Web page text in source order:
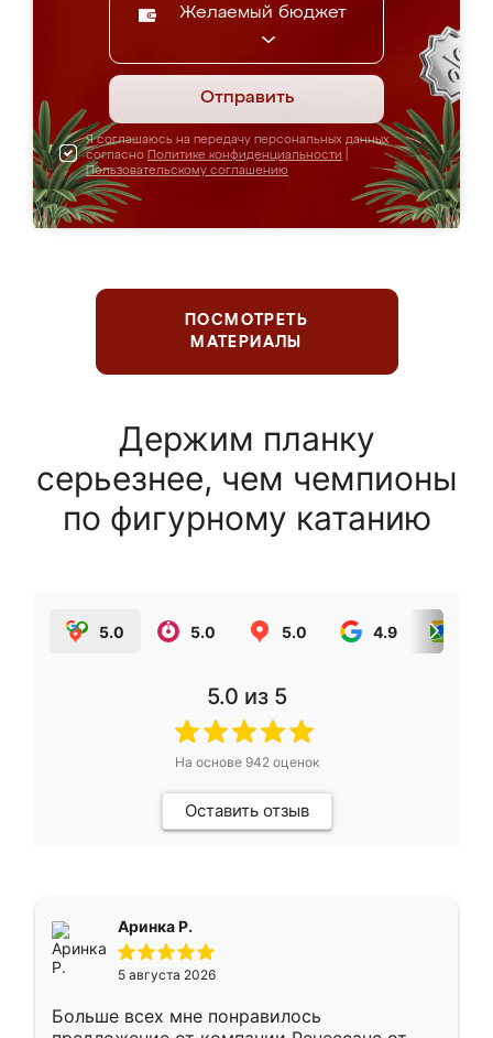
Желаемый бюджет
Отправить
Я соглашаюсь на передачу персональных данных
согласно Политике конфиденциальности
Пользовательскому соглашению
ПОСМОТРЕТЬ
МАТЕРИАЛЫ
Держим планку
серьезнее, чем чемпионы
по фигурному катанию
5.0 5.0 5.0 4.9
5.0 из 5
На основе 942оценок
Оставить отзыв
Аринка Р.
5 августа 2026
Больше всех мне понравилось